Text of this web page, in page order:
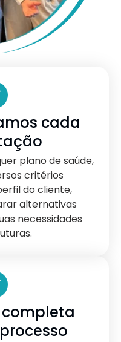
cada
plano de saúde,
critérios
do cliente,
alternativas
necessidades